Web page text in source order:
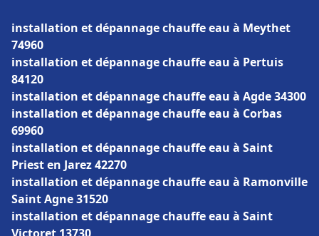
installation et dépannage chauffe eau à Meythet
74960
installation et dépannage chauffe eau à Pertuis
84120
installation et dépannage chauffe eau à Agde 34300
installation et dépannage chauffe eau à Corbas
69960
installation et dépannage chauffe eau à Saint
Priest en Jarez 42270
installation et dépannage chauffe eau à Ramonville
Saint Agne 31520
installation et dépannage chauffe eau à Saint